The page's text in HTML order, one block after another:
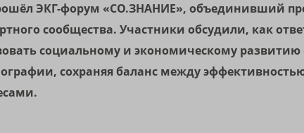
ЭКГ-форум «СО.ЗНАНИЕ», объединивший
сообщества. Участники обсудили, как
социальному и экономическому развитию
сохраняя баланс между